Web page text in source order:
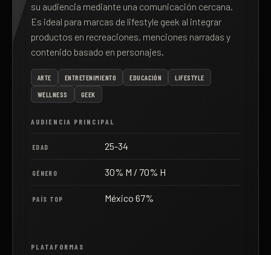
su audiencia mediante una comunicación cercana.
Es ideal para marcas de lifestyle geek al integrar
productos en recreaciones, menciones narradas y
contenido basado en personajes.
ARTE ENTRETENIMIENTO EDUCACIÓN
LIFESTYLE
WELLNESS
GEEK
AUDIENCIA PRINCIPAL
EDAD 25-34
GÉNERO 30% M / 70% H
PAÍS TOP México 67%
PLATAFORMAS